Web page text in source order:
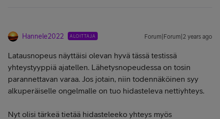
Hannele2022 ALOITTAJA Forum|Forum|2 years ago
Latausnopeus näyttäisi olevan hyvä tässä testissä
yhteystyyppiä ajatellen. Lähetysnopeudessa on tosin
parannettavan varaa. Jos jotain, niin todennäköinen syy
alkuperäiselle ongelmalle on tuo hidasteleva nettiyhteys.
Nyt olisi tärkeä tietää hidasteleeko yhteys myös